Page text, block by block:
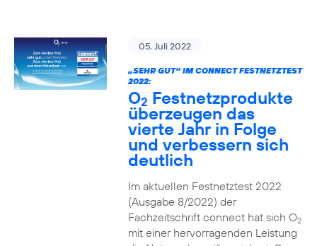
05. Juli 2022
„SEHR GUT“ IM CONNECT FESTNETZTEST
2022:
O2 Festnetzprodukte
überzeugen das
vierte Jahr in Folge
und verbessern sich
deutlich
Im aktuellen Festnetztest 2022
(Ausgabe 8/2022) der
Fachzeitschrift connect hat sich O2
mit einer hervorragenden Leistung